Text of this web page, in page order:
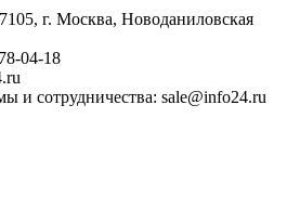
г. Москва, Новоданиловская
04-18
и сотрудничества: sale@info24.ru